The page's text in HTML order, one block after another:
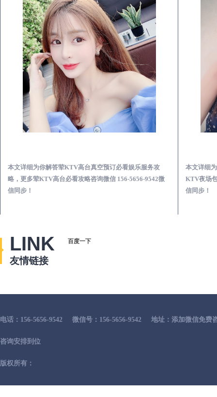
本文详细为你解答荤KTV高台真空预订必看娱乐服务攻
略，更多荤KTV高台必看攻略咨询微信 156-5656-9542微
信同步！
本文详细
KTV夜场
信同步！
LINK
友情链接
百度一下
电话：156-5656-9542 微信号：156-5656-9542 地址：添加微信免费
咨询安排到位
版权所有：